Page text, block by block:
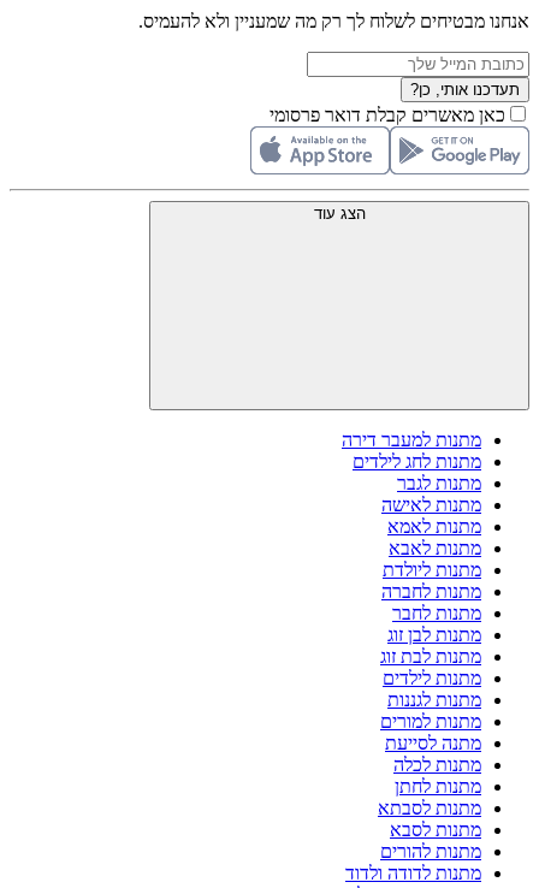
אנחנו מבטיחים לשלוח לך רק מה שמעניין ולא להעמיס.
תעדכנו אותי, כן?
כאן מאשרים קבלת דואר פרסומי
הצג עוד
מתנות למעבר דירה
מתנות לחג לילדים
מתנות לגבר
מתנות לאישה
מתנות לאמא
מתנות לאבא
מתנות ליולדת
מתנות לחברה
מתנות לחבר
מתנות לבן זוג
מתנות לבת זוג
מתנות לילדים
מתנות לגננות
מתנות למורים
מתנה לסייעת
מתנות לכלה
מתנות לחתן
מתנות לסבתא
מתנות לסבא
מתנות להורים
מתנות לדודה ולדוד